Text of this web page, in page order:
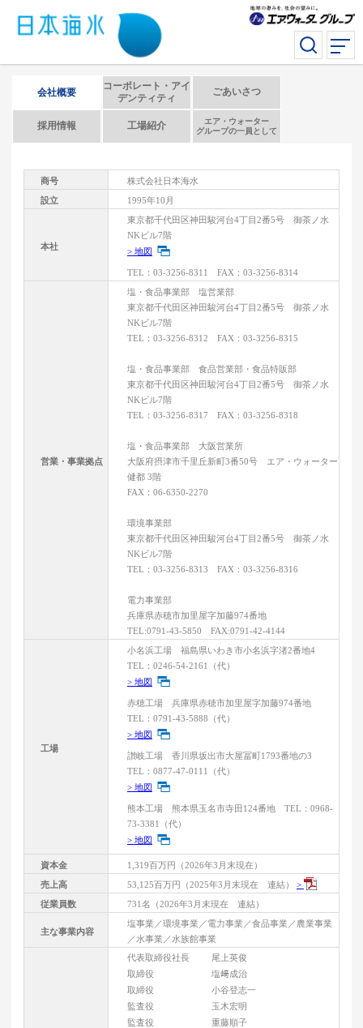
会社概要
コーポレート・アイ
デンティティ
ごあいさつ
採用情報 工場紹介
エア・ウォーター
グループの一員として
商号
株式会社日本海水
設立
1995年10月
本社
東京都千代田区神田駿河台4丁目2番5号 御茶ノ水
NKビル7階
> 地図
TEL：03-3256-8311 FAX：03-3256-8314
営業・事業拠点
塩・食品事業部 塩営業部
東京都千代田区神田駿河台4丁目2番5号 御茶ノ水
NKビル7階
TEL：03-3256-8312 FAX：03-3256-8315
塩・食品事業部 食品営業部・食品特販部
東京都千代田区神田駿河台4丁目2番5号 御茶ノ水
NKビル7階
TEL：03-3256-8317 FAX：03-3256-8318
塩・食品事業部 大阪営業所
大阪府摂津市千里丘新町3番50号 エア・ウォーター
健都 3階
FAX：06-6350-2270
環境事業部
東京都千代田区神田駿河台4丁目2番5号 御茶ノ水
NKビル7階
TEL：03-3256-8313 FAX：03-3256-8316
電力事業部
兵庫県赤穂市加里屋字加藤974番地
TEL:0791-43-5850 FAX:0791-42-4144
工場
小名浜工場 福島県いわき市小名浜字渚2番地4
TEL：0246-54-2161（代）
> 地図
赤穂工場 兵庫県赤穂市加里屋字加藤974番地
TEL：0791-43-5888（代）
> 地図
讃岐工場 香川県坂出市大屋冨町1793番地の3
TEL：0877-47-0111（代）
> 地図
熊本工場 熊本県玉名市寺田124番地 TEL：0968-
73-3381（代）
> 地図
資本金
1,319百万円（2026年3月末現在）
売上高
53,125百万円（2025年3月末現在 連結） >
従業員数
731名（2026年3月末現在 連結）
主な事業内容
塩事業／環境事業／電力事業／食品事業／農業事業
／水事業／水族館事業
代表取締役社長
尾上英俊
取締役
塩﨑成治
取締役
小谷登志一
監査役
玉木宏明
監査役
重藤順子